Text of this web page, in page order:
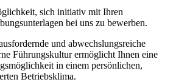
sich initiativ mit Ihren
bei uns zu bewerben.
und abwechslungsreiche
Führungskultur ermöglicht Ihnen eine
in einem persönlichen,
Betriebsklima.